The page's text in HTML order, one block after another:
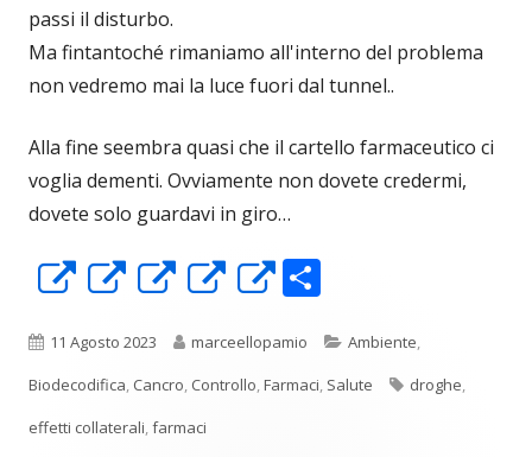
passi il disturbo.
Ma fintantoché rimaniamo all'interno del problema
non vedremo mai la luce fuori dal tunnel..
Alla fine seembra quasi che il cartello farmaceutico ci
voglia dementi. Ovviamente non dovete credermi,
dovete solo guardavi in giro…
Apre
una
nuova
finestra
Apre
una
nuova
finestra
Apre
una
nuova
finestra
Apre
una
nuova
Apre
una
nuova
n
di
Pubblicato
11 Agosto 2023 Autore
marceellopamio Categorie
Ambiente,
Biodecodifica, Cancro, Controllo,Farmaci, Salute Tag
droghe,
effetti collaterali,farmaci